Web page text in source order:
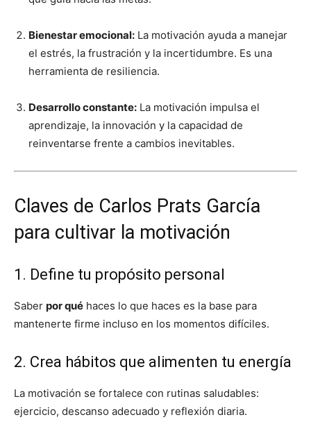
Bienestar emocional: La motivación ayuda a manejar
el estrés, la frustración y la incertidumbre. Es una
herramienta de resiliencia.
Desarrollo constante: La motivación impulsa el
aprendizaje, la innovación y la capacidad de
reinventarse frente a cambios inevitables.
Claves de Carlos Prats García
para cultivar la motivación
1. Define tu propósito personal
Saber por qué haces lo que haces es la base para
mantenerte firme incluso en los momentos difíciles.
2. Crea hábitos que alimenten tu energía
La motivación se fortalece con rutinas saludables:
ejercicio, descanso adecuado y reflexión diaria.